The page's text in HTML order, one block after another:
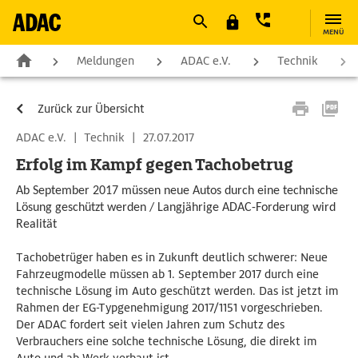
MENÜ
Meldungen ADAC e.V. Technik
Zurück zur Übersicht
ADAC e.V.
| Technik | 27.07.2017
Erfolg im Kampf gegen Tachobetrug
Ab September 2017 müssen neue Autos durch eine technische
Lösung geschützt werden / Langjährige ADAC-Forderung wird
Realität
Tachobetrüger haben es in Zukunft deutlich schwerer: Neue
Fahrzeugmodelle müssen ab 1. September 2017 durch eine
technische Lösung im Auto geschützt werden. Das ist jetzt im
Rahmen der EG-Typgenehmigung 2017/1151 vorgeschrieben.
Der ADAC fordert seit vielen Jahren zum Schutz des
Verbrauchers eine solche technische Lösung, die direkt im